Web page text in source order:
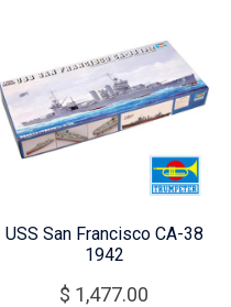
USS San Francisco CA-38
1942
$ 1,477.00